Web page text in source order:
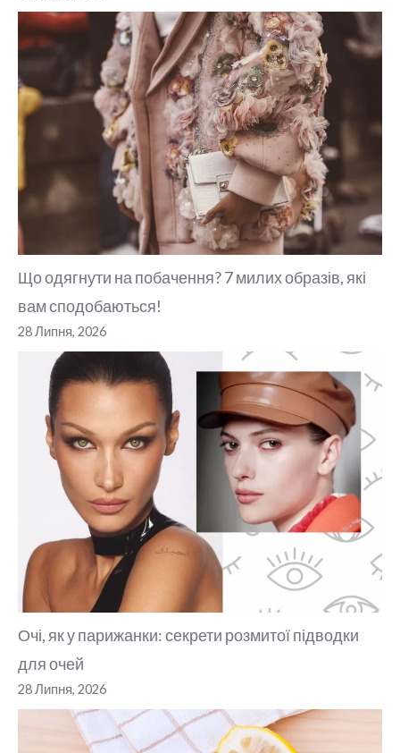
Що одягнути на побачення? 7 милих образів, які
вам сподобаються!
28 Липня, 2026
Очі, як у парижанки: секрети розмитої підводки
для очей
28 Липня, 2026